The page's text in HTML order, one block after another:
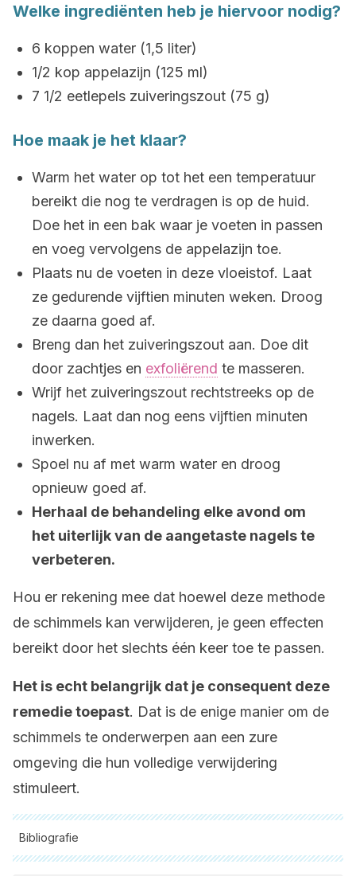
Welke ingrediënten heb je hiervoor nodig?
6 koppen water (1,5 liter)
1/2 kop appelazijn (125 ml)
7 1/2 eetlepels zuiveringszout (75 g)
Hoe maak je het klaar?
Warm het water op tot het een temperatuur
bereikt die nog te verdragen is op de huid.
Doe het in een bak waar je voeten in passen
en voeg vervolgens de appelazijn toe.
Plaats nu de voeten in deze vloeistof. Laat
ze gedurende vijftien minuten weken. Droog
ze daarna goed af.
Breng dan het zuiveringszout aan. Doe dit
door zachtjes en exfoliërend te masseren.
Wrijf het zuiveringszout rechtstreeks op de
nagels. Laat dan nog eens vijftien minuten
inwerken.
Spoel nu af met warm water en droog
opnieuw goed af.
Herhaal de behandeling elke avond om
het uiterlijk van de aangetaste nagels te
verbeteren.
Hou er rekening mee dat hoewel deze methode
de schimmels kan verwijderen, je geen effecten
bereikt door het slechts één keer toe te passen.
Het is echt belangrijk dat je consequent deze
remedie toepast. Dat is de enige manier om de
schimmels te onderwerpen aan een zure
omgeving die hun volledige verwijdering
stimuleert.
Bibliografie
Alle aangehaalde bronnen zijn grondig gecontroleerd door